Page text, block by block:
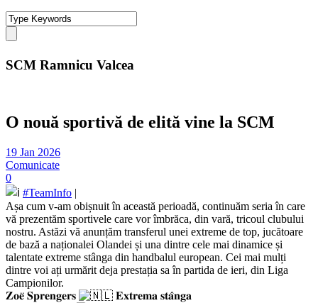
SCM Ramnicu Valcea
O nouă sportivă de elită vine la SCM
19 Jan 2026
Comunicate
0
#TeamInfo |
Așa cum v-am obișnuit în această perioadă, continuăm seria în care
vă prezentăm sportivele care vor îmbrăca, din vară, tricoul clubului
nostru. Astăzi vă anunțăm transferul unei extreme de top, jucătoare
de bază a naționalei Olandei și una dintre cele mai dinamice și
talentate extreme stânga din handbalul european. Cei mai mulți
dintre voi ați urmărit deja prestația sa în partida de ieri, din Liga
Campionilor.
𝐙𝐨𝐞̈ 𝐒𝐩𝐫𝐞𝐧𝐠𝐞𝐫𝐬
𝐄𝐱𝐭𝐫𝐞𝐦𝐚 𝐬𝐭𝐚̂𝐧𝐠𝐚